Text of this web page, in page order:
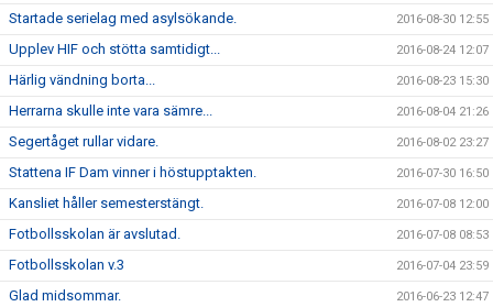
Startade serielag med asylsökande. 2016-08-30 12:55
Upplev HIF och stötta samtidigt... 2016-08-24 12:07
Härlig vändning borta... 2016-08-23 15:30
Herrarna skulle inte vara sämre... 2016-08-04 21:26
Segertåget rullar vidare. 2016-08-02 23:27
Stattena IF Dam vinner i höstupptakten. 2016-07-30 16:50
Kansliet håller semesterstängt. 2016-07-08 12:00
Fotbollsskolan är avslutad. 2016-07-08 08:53
Fotbollsskolan v.3 2016-07-04 23:59
Glad midsommar. 2016-06-23 12:47